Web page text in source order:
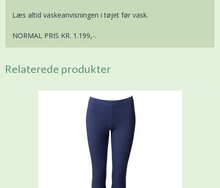
Læs altid vaskeanvisningen i tøjet før vask.
NORMAL PRIS KR. 1.199,-.
Relaterede produkter